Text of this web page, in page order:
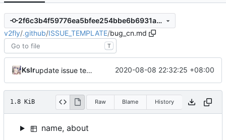
2f6c3b4f59776ea5bfee254bbe6b6931aebef824
v2fly/.github/ISSUE_TEMPLATE/bug_cn.md
T
Kslr update issue template 2020-08-08 22:32:25 +08:00
1.8 KiB Raw Blame History
name, about